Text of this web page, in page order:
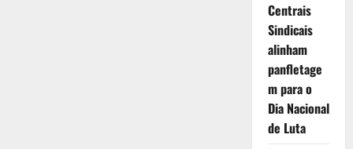
Centrais
Sindicais
alinham
panfletage
m para o
Dia Nacional
de Luta